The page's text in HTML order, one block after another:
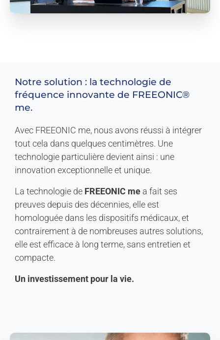
Notre solution : la technologie de
fréquence innovante de FREEONIC®
me.
Avec FREEONIC me, nous avons réussi à intégrer
tout cela dans quelques centimètres. Une
technologie particulière devient ainsi : une
innovation exceptionnelle et unique.
La technologie de FREEONIC me a fait ses
preuves depuis des décennies, elle est
homologuée dans les dispositifs médicaux, et
contrairement à de nombreuses autres solutions,
elle est efficace à long terme, sans entretien et
compacte.
Un investissement pour la vie.